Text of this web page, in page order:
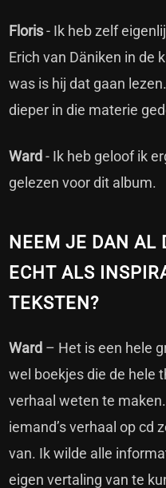
Floris- Ik heb zelf
Erich van Däniken in de
was is hij dat gaan
dieper in die materie
Ward- Ik heb geloof ik
gelezen voor dit album.
NEEM JE DAN AL
ECHT ALS
TEKSTEN?
Ward – Het is een hele
wel boekjes die de hele
verhaal weten te
iemand’s verhaal op cd
van. Ik wilde alle
eigen vertaling van te